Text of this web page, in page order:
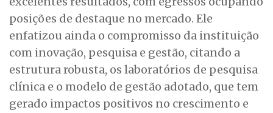
posições de destaque no mercado. Ele
enfatizou ainda o compromisso da instituição
com inovação, pesquisa e gestão, citando a
estrutura robusta, os laboratórios de pesquisa
clínica e o modelo de gestão adotado, que tem
gerado impactos positivos no crescimento e